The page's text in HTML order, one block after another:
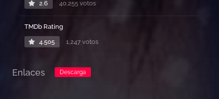
2.6 40,255 votos
TMDb Rating
4.505 1,247 votos
Enlaces Descarga